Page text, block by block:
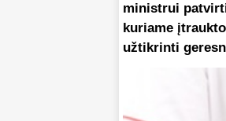
ministrui
kuriame
užtikrinti